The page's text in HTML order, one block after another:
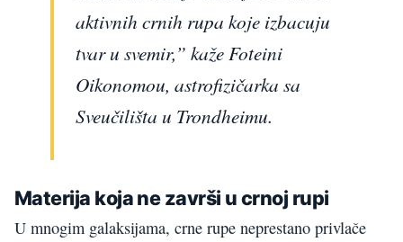
aktivnih crnih rupa koje izbacuju
tvar u svemir,” kaže Foteini
Oikonomou, astrofizičarka sa
Sveučilišta u Trondheimu.
Materija koja ne završi u crnoj rupi
U mnogim galaksijama, crne rupe neprestano privlače